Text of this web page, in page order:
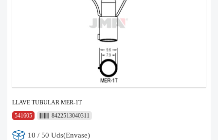
LLAVE TUBULAR MER-1T
541605
8422513040311
10 / 50 Uds(Envase)